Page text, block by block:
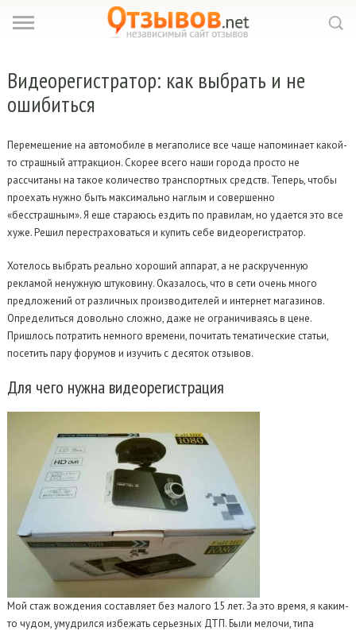
Видеорегистратор: как выбрать и не
ошибиться
Перемещение на автомобиле в мегаполисе все чаще напоминает какой-
то страшный аттракцион. Скорее всего наши города просто не
рассчитаны на такое количество транспортных средств. Теперь, чтобы
проехать нужно быть максимально наглым и совершенно
«бесстрашным». Я еще стараюсь ездить по правилам, но удается это все
хуже. Решил перестраховаться и купить себе видеорегистратор.
Хотелось выбрать реально хороший аппарат, а не раскрученную
рекламой ненужную штуковину. Оказалось, что в сети очень много
предложений от различных производителей и интернет магазинов.
Определиться довольно сложно, даже не ограничиваясь в цене.
Пришлось потратить немного времени, почитать тематические статьи,
посетить пару форумов и изучить с десяток отзывов.
Для чего нужна видеорегистрация
Мой стаж вождения составляет без малого 15 лет. За это время, я каким-
то чудом, умудрился избежать серьезных ДТП. Были мелочи, типа